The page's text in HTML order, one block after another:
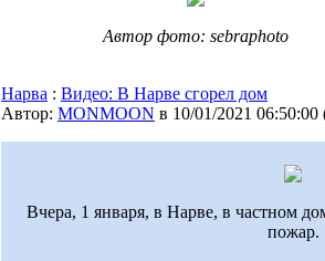
Автор фото: sebraphoto
Нарва : Видео: В Нарве сгорел дом
Автор: MONMOON в 10/01/2021 06:50:00
Вчера, 1 января, в Нарве, в частном
пожар.